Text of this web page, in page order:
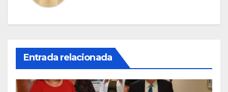
Entrada relacionada